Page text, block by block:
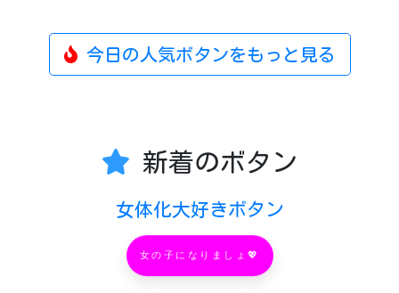
今日の人気ボタンをもっと見る
新着のボタン
女体化大好きボタン
女の子になりましょ💖